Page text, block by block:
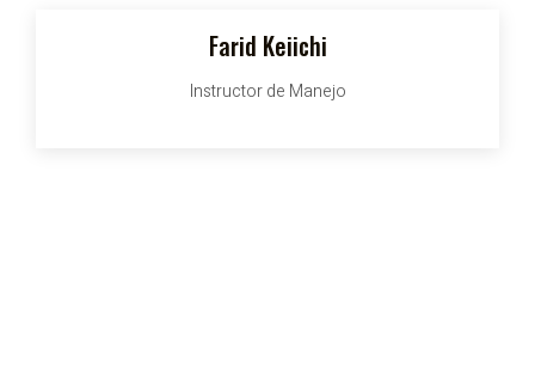
Farid Keiichi
Instructor de Manejo